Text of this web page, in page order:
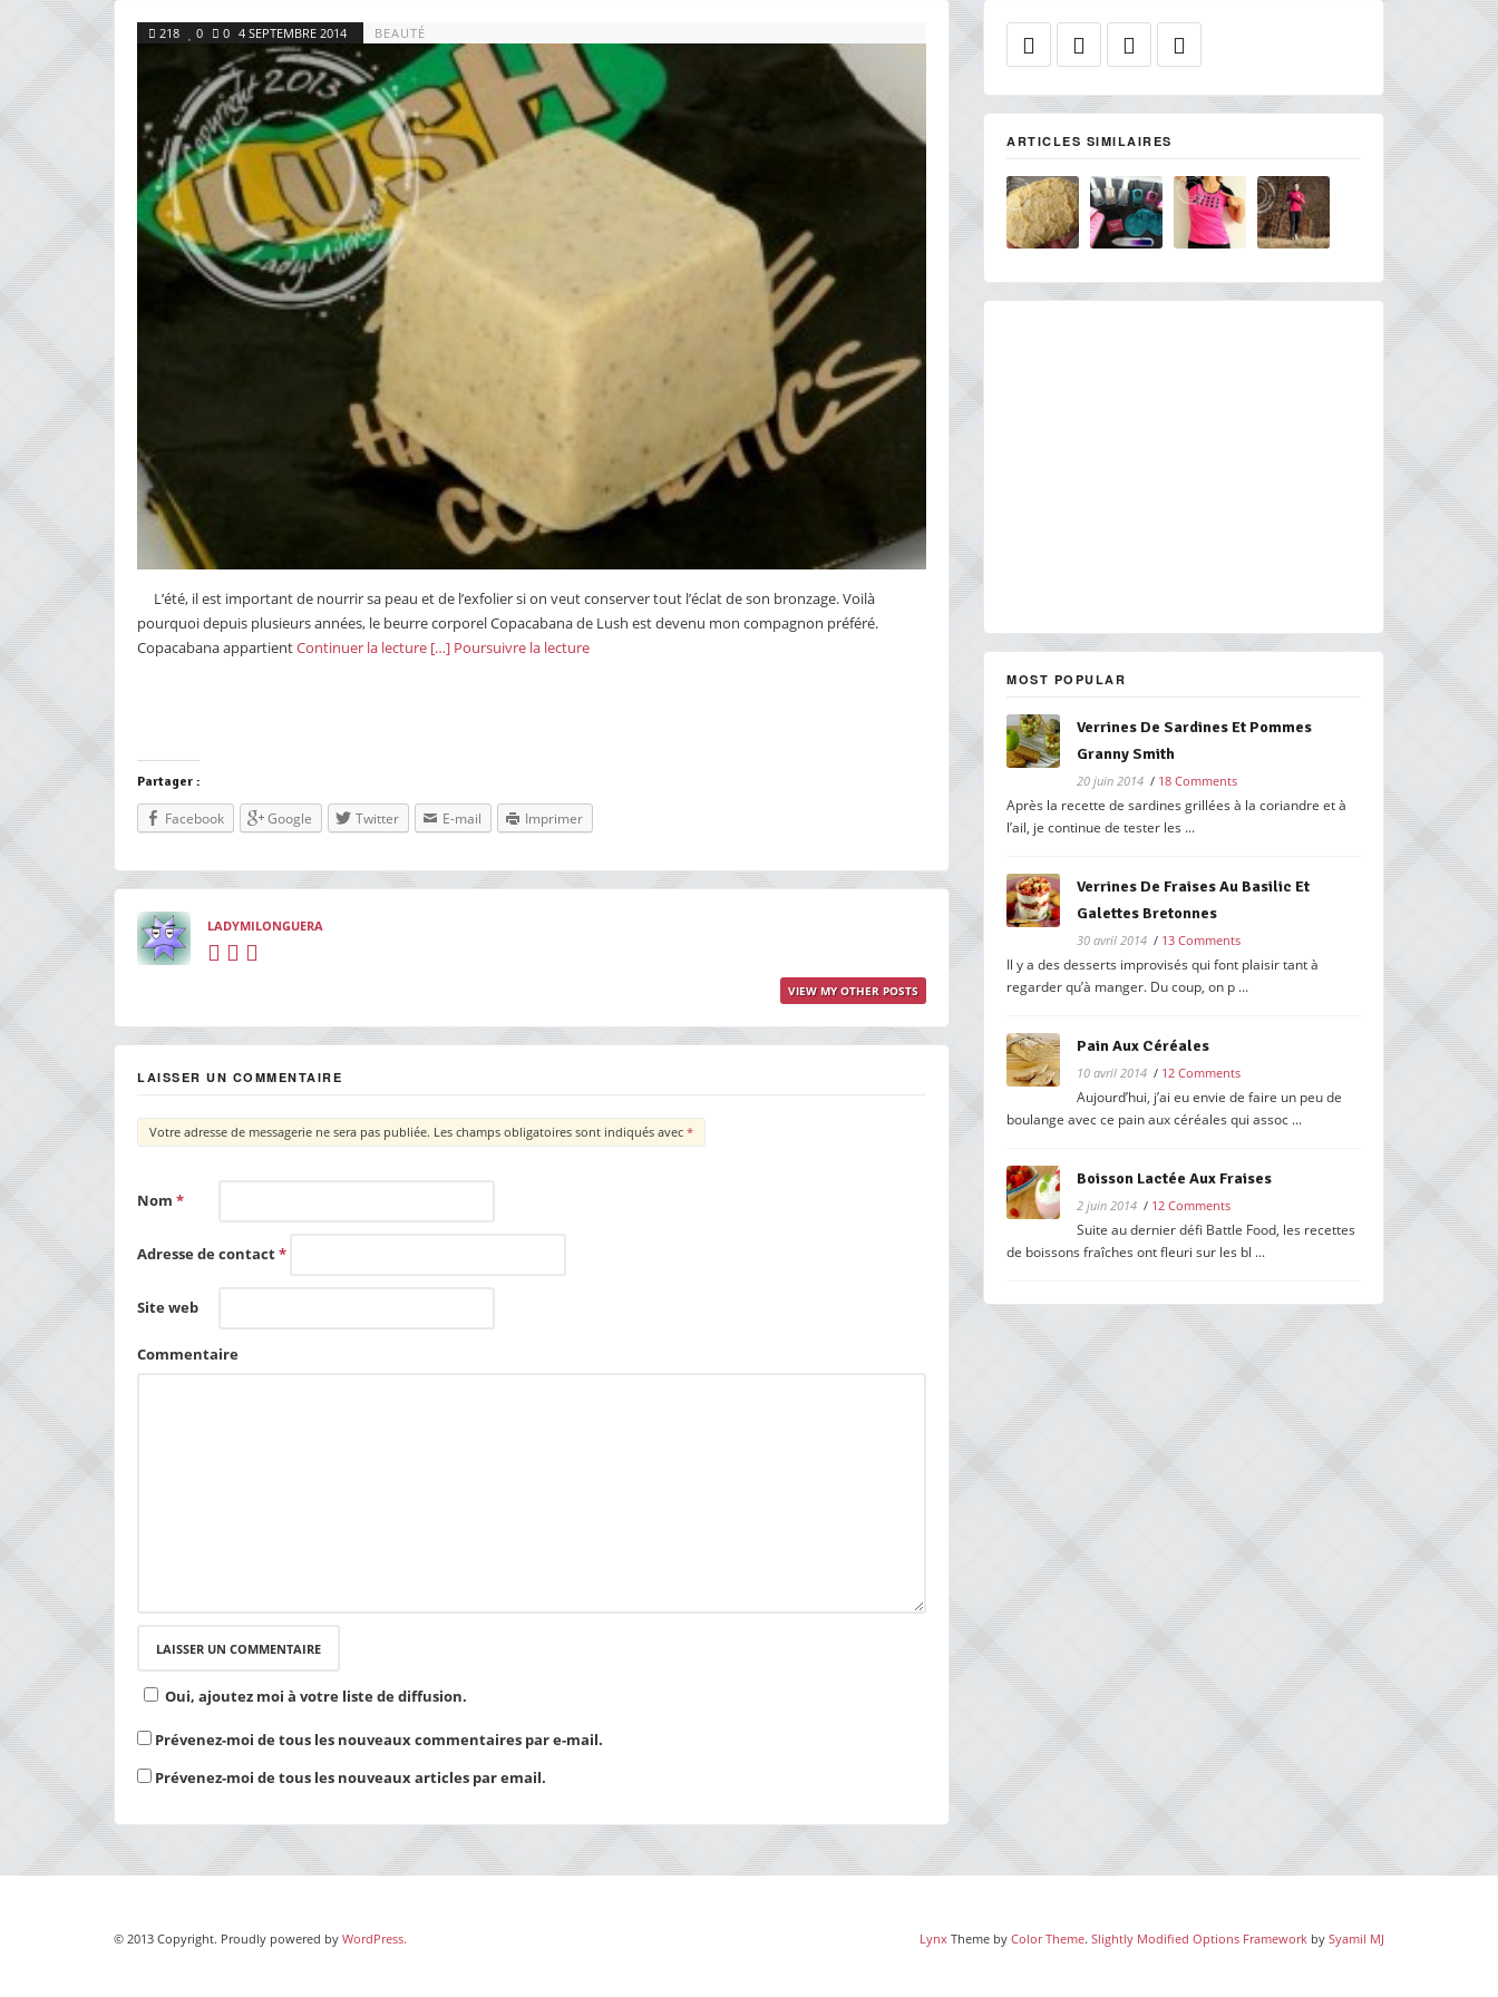
218 0 0 4 SEPTEMBRE 2014 BEAUTÉ
L’été, il est important de nourrir sa peau et de l’exfolier si on veut conserver tout l’éclat de son bronzage. Voilà
pourquoi depuis plusieurs années, le beurre corporel Copacabana de Lush est devenu mon compagnon préféré.
Copacabana appartientContinuer la lecture […] Poursuivre la lecture
Partager :
Facebook Google Twitter E-mail Imprimer
LADYMILONGUERA
VIEW MY OTHER POSTS
LAISSER UN COMMENTAIRE
Votre adresse de messagerie ne sera pas publiée. Les champs obligatoires sont indiqués avec *
Nom *
Adresse de contact*
Site web
Commentaire
Oui, ajoutez moi à votre liste de diffusion.
Prévenez-moi de tous les nouveaux commentaires par e-mail.
Prévenez-moi de tous les nouveaux articles par email.
ARTICLES SIMILAIRES
MOST POPULAR
Verrines De Sardines Et Pommes
Granny Smith
20 juin 2014 / 18 Comments
Après la recette de sardines grillées à la coriandre et à
l’ail, je continue de tester les ...
Verrines De Fraises Au Basilic Et
Galettes Bretonnes
30 avril 2014 / 13 Comments
Il y a des desserts improvisés qui font plaisir tant à
regarder qu’à manger. Du coup, on p ...
Pain Aux Céréales
10 avril 2014 / 12 Comments
Aujourd’hui, j’ai eu envie de faire un peu de
boulange avec ce pain aux céréales qui assoc ...
Boisson Lactée Aux Fraises
2 juin 2014 / 12 Comments
Suite au dernier défi Battle Food, les recettes
de boissons fraîches ont fleuri sur les bl ...
© 2013 Copyright. Proudly powered by WordPress. Lynx Theme by Color Theme. Slightly Modified Options Framework by Syamil MJ